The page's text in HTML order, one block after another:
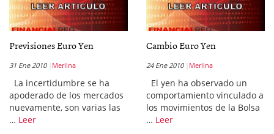
Previsiones Euro Yen
31 Ene 2010 Merlina
La incertidumbre se ha
apoderado de los mercados
nuevamente, son varias las
… Leer
Cambio Euro Yen
24 Ene 2010 Merlina
El yen ha observado un
comportamiento vinculado a
los movimientos de la Bolsa
… Leer